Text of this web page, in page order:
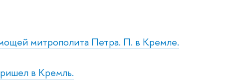
митрополита Петра. П. в Кремле.
в Кремль.